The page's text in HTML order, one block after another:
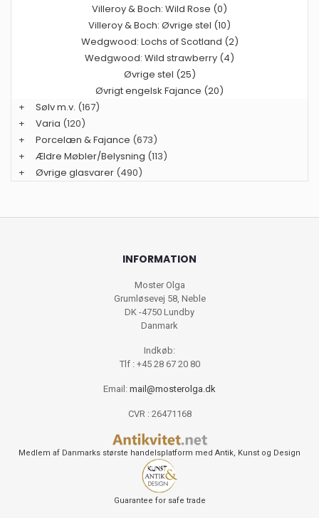
Villeroy & Boch: Wild Rose (0)
Villeroy & Boch: Øvrige stel (10)
Wedgwood: Lochs of Scotland (2)
Wedgwood: Wild strawberry (4)
Øvrige stel (25)
Øvrigt engelsk Fajance (20)
+
Sølv m.v. (167)
+
Varia (120)
+
Porcelæn & Fajance (673)
+
Ældre Møbler/Belysning (113)
+
Øvrige glasvarer (490)
INFORMATION
Moster Olga
Grumløsevej 58, Neble
DK -4750 Lundby
Danmark
Indkøb:
Tlf : +45 28 67 20 80
Email: mail@mosterolga.dk
CVR : 26471168
Medlem af Danmarks største handelsplatform med Antik, Kunst og Design
Guarantee for safe trade